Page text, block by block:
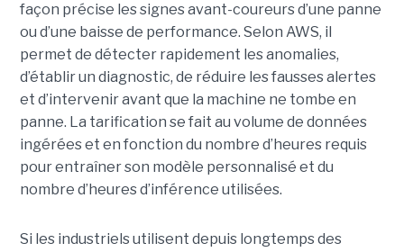
façon précise les signes avant-coureurs d’une panne
ou d’une baisse de performance. Selon AWS, il
permet de détecter rapidement les anomalies,
d’établir un diagnostic, de réduire les fausses alertes
et d’intervenir avant que la machine ne tombe en
panne. La tarification se fait au volume de données
ingérées et en fonction du nombre d’heures requis
pour entraîner son modèle personnalisé et du
nombre d’heures d’inférence utilisées.
Si les industriels utilisent depuis longtemps des